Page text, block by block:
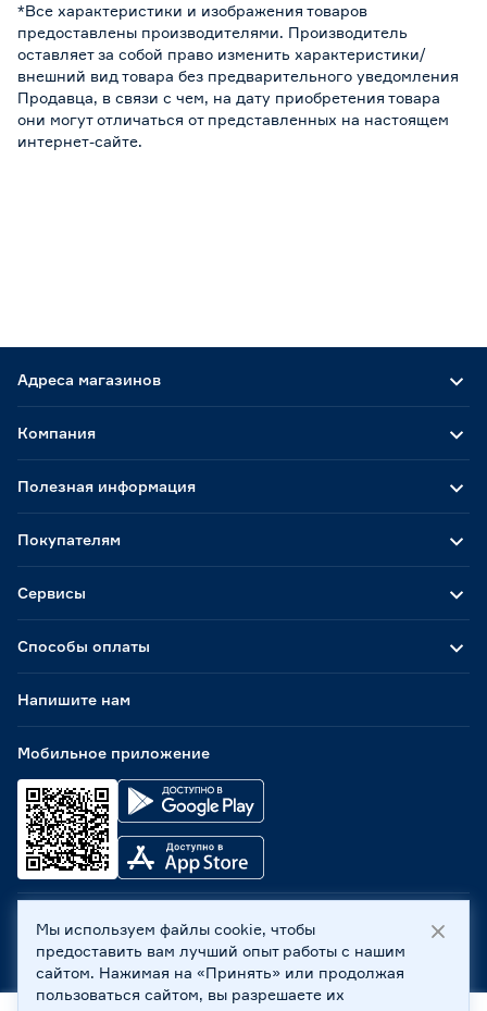
*Все характеристики и изображения товаров
предоставлены производителями. Производитель
оставляет за собой право изменить характеристики/
внешний вид товара без предварительного уведомления
Продавца, в связи с чем, на дату приобретения товара
они могут отличаться от представленных на настоящем
интернет-сайте.
Адреса магазинов
Способы оплаты
Мобильное приложение
Компания
Полезная информация
Покупателям
Сервисы
Напишите нам
ООО «Бауцентр Рус» 2004 -2026, 236029, г. Калининград,
ул. А.Невского, 205. ИНН 7702596813, КПП 390601001 ©
Все права защищены
Политика обработки персональных данных
Мы используем файлы cookie, чтобы
предоставить вам лучший опыт работы с нашим
сайтом. Нажимая на «Принять» или продолжая
пользоваться сайтом, вы разрешаете их